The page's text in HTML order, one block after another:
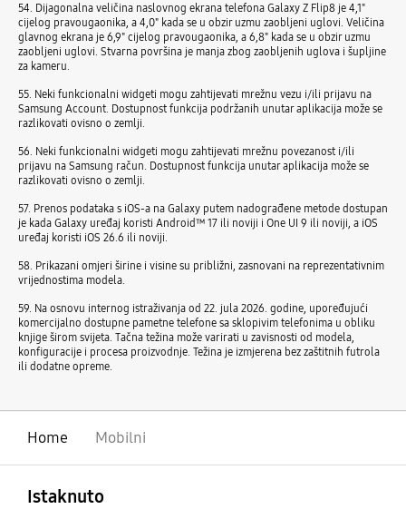
54. Dijagonalna veličina naslovnog ekrana telefona Galaxy Z Flip8 je 4,1"
cijelog pravougaonika, a 4,0" kada se u obzir uzmu zaobljeni uglovi. Veličina
glavnog ekrana je 6,9" cijelog pravougaonika, a 6,8" kada se u obzir uzmu
zaobljeni uglovi. Stvarna površina je manja zbog zaobljenih uglova i šupljine
za kameru.
55. Neki funkcionalni widgeti mogu zahtijevati mrežnu vezu i/ili prijavu na
Samsung Account. Dostupnost funkcija podržanih unutar aplikacija može se
razlikovati ovisno o zemlji.
56. Neki funkcionalni widgeti mogu zahtijevati mrežnu povezanost i/ili
prijavu na Samsung račun. Dostupnost funkcija unutar aplikacija može se
razlikovati ovisno o zemlji.
57. Prenos podataka s iOS-a na Galaxy putem nadograđene metode dostupan
je kada Galaxy uređaj koristi Android™ 17 ili noviji i One UI 9 ili noviji, a iOS
uređaj koristi iOS 26.6 ili noviji.
58. Prikazani omjeri širine i visine su približni, zasnovani na reprezentativnim
vrijednostima modela.
59. Na osnovu internog istraživanja od 22. jula 2026. godine, upoređujući
komercijalno dostupne pametne telefone sa sklopivim telefonima u obliku
knjige širom svijeta. Tačna težina može varirati u zavisnosti od modela,
konfiguracije i procesa proizvodnje. Težina je izmjerena bez zaštitnih futrola
ili dodatne opreme.
Home Mobilni
Istaknuto